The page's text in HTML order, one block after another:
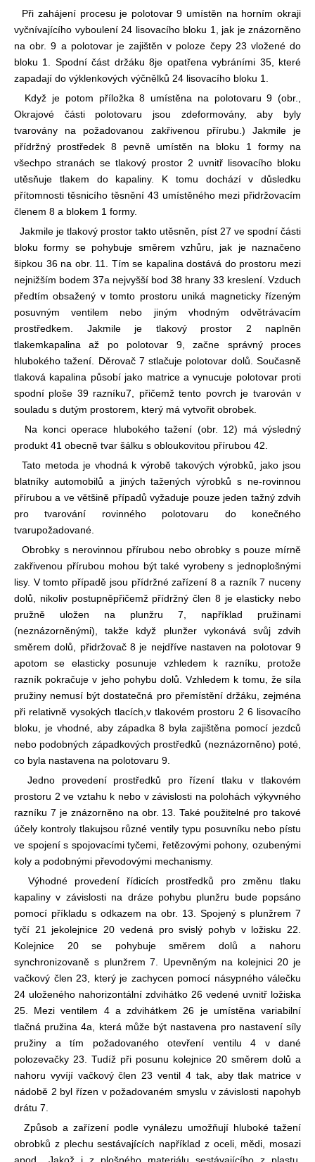
Při zahájení procesu je polotovar 9 umístěn na horním okraji
vyčnívajícího vyboulení 24 lisovacího bloku 1, jak je znázorněno
na obr. 9 a polotovar je zajištěn v poloze čepy 23 vložené do
bloku 1. Spodní část držáku 8je opatřena vybráními 35, které
zapadají do výklenkových výčnělků 24 lisovacího bloku 1.
Když je potom příložka 8 umístěna na polotovaru 9 (obr.,
Okrajové části polotovaru jsou zdeformovány, aby byly
tvarovány na požadovanou zakřivenou přírubu.) Jakmile je
přídržný prostředek 8 pevně umístěn na bloku 1 formy na
všechpo stranách se tlakový prostor 2 uvnitř lisovacího bloku
utěsňuje tlakem do kapaliny. K tomu dochází v důsledku
přítomnosti těsnicího těsnění 43 umístěného mezi přidržovacím
členem 8 a blokem 1 formy.
Jakmile je tlakový prostor takto utěsněn, píst 27 ve spodní části
bloku formy se pohybuje směrem vzhůru, jak je naznačeno
šipkou 36 na obr. 11. Tím se kapalina dostává do prostoru mezi
nejnižším bodem 37a nejvyšší bod 38 hrany 33 kreslení. Vzduch
předtím obsažený v tomto prostoru uniká magneticky řízeným
posuvným ventilem nebo jiným vhodným odvětrávacím
prostředkem. Jakmile je tlakový prostor 2 naplněn
tlakemkapalina až po polotovar 9, začne správný proces
hlubokého tažení. Děrovač 7 stlačuje polotovar dolů. Současně
tlaková kapalina působí jako matrice a vynucuje polotovar proti
spodní ploše 39 razníku7, přičemž tento povrch je tvarován v
souladu s dutým prostorem, který má vytvořit obrobek.
Na konci operace hlubokého tažení (obr. 12) má výsledný
produkt 41 obecně tvar šálku s obloukovitou přírubou 42.
Tato metoda je vhodná k výrobě takových výrobků, jako jsou
blatníky automobilů a jiných tažených výrobků s ne-rovinnou
přírubou a ve většině případů vyžaduje pouze jeden tažný zdvih
pro tvarování rovinného polotovaru do konečného
tvarupožadované.
Obrobky s nerovinnou přírubou nebo obrobky s pouze mírně
zakřivenou přírubou mohou být také vyrobeny s jednoplošnými
lisy. V tomto případě jsou přídržné zařízení 8 a razník 7 nuceny
dolů, nikoliv postupněpřičemž přídržný člen 8 je elasticky nebo
pružně uložen na plunžru 7, například pružinami
(neznázorněnými), takže když plunžer vykonává svůj zdvih
směrem dolů, přidržovač 8 je nejdříve nastaven na polotovar 9
apotom se elasticky posunuje vzhledem k razníku, protože
razník pokračuje v jeho pohybu dolů. Vzhledem k tomu, že síla
pružiny nemusí být dostatečná pro přemístění držáku, zejména
při relativně vysokých tlacích, v tlakovém prostoru 2 6 lisovacího
bloku, je vhodné, aby západka 8 byla zajištěna pomocí jezdců
nebo podobných západkových prostředků (neznázorněno) poté,
co byla nastavena na polotovaru 9.
Jedno provedení prostředků pro řízení tlaku v tlakovém
prostoru 2 ve vztahu k nebo v závislosti na polohách výkyvného
razníku 7 je znázorněno na obr. 13. Také použitelné pro takové
účely kontroly tlakujsou různé ventily typu posuvníku nebo pístu
ve spojení s spojovacími tyčemi, řetězovými pohony, ozubenými
koly a podobnými převodovými mechanismy.
Výhodné provedení řídicích prostředků pro změnu tlaku
kapaliny v závislosti na dráze pohybu plunžru bude popsáno
pomocí příkladu s odkazem na obr. 13. Spojený s plunžrem 7
tyčí 21 jekolejnice 20 vedená pro svislý pohyb v ložisku 22.
Kolejnice 20 se pohybuje směrem dolů a nahoru
synchronizovaně s plunžrem 7. Upevněným na kolejnici 20 je
vačkový člen 23, který je zachycen pomocí násypného válečku
24 uloženého nahorizontální zdvihátko 26 vedené uvnitř ložiska
25. Mezi ventilem 4 a zdvihátkem 26 je umístěna variabilní
tlačná pružina 4a, která může být nastavena pro nastavení síly
pružiny a tím požadovaného otevření ventilu 4 v dané
polozevačky 23. Tudíž při posunu kolejnice 20 směrem dolů a
nahoru vyvíjí vačkový člen 23 ventil 4 tak, aby tlak matrice v
nádobě 2 byl řízen v požadovaném smyslu v závislosti napohyb
drátu 7.
Způsob a zařízení podle vynálezu umožňují hluboké tažení
obrobků z plechu sestávajících například z oceli, mědi, mosazi
apod., Jakož i z plošného materiálu sestávajícího z plastu,